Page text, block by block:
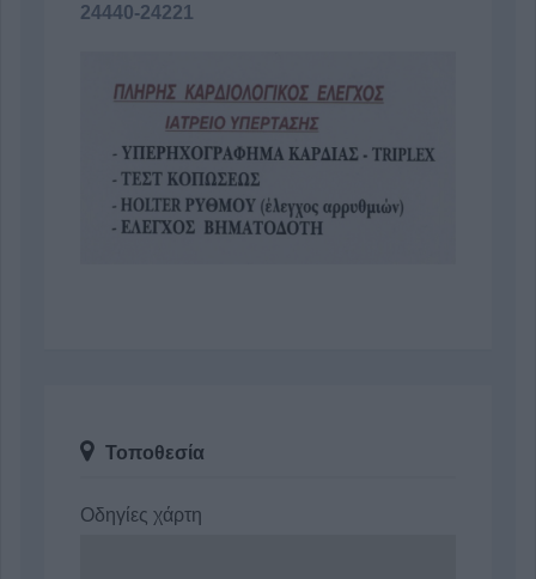
24440-24221
Τοποθεσία
Οδηγίες χάρτη